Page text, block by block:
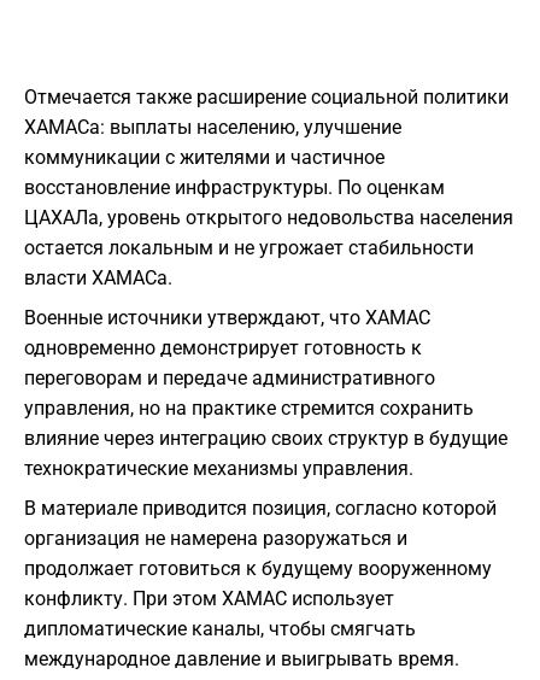
Отмечается также расширение социальной политики
ХАМАСа: выплаты населению, улучшение
коммуникации с жителями и частичное
восстановление инфраструктуры. По оценкам
ЦАХАЛа, уровень открытого недовольства населения
остается локальным и не угрожает стабильности
власти ХАМАСа.
Военные источники утверждают, что ХАМАС
одновременно демонстрирует готовность к
переговорам и передаче административного
управления, но на практике стремится сохранить
влияние через интеграцию своих структур в будущие
технократические механизмы управления.
В материале приводится позиция, согласно которой
организация не намерена разоружаться и
продолжает готовиться к будущему вооруженному
конфликту. При этом ХАМАС использует
дипломатические каналы, чтобы смягчать
международное давление и выигрывать время.